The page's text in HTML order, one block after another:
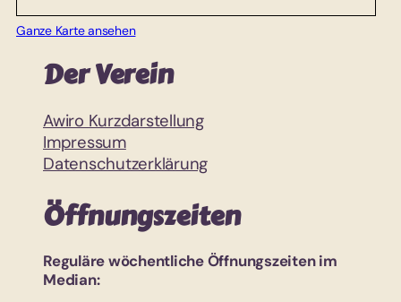
Ganze Karte ansehen
Der Verein
Awiro Kurzdarstellung
Impressum
Datenschutzerklärung
Öffnungszeiten
Reguläre wöchentliche Öffnungszeiten im
Median: